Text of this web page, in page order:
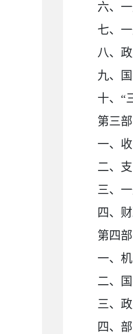
六、
七、
八、
九、
十、 “
第三
一、
二、
三、
四、
第四
一、
二、
三、
四、